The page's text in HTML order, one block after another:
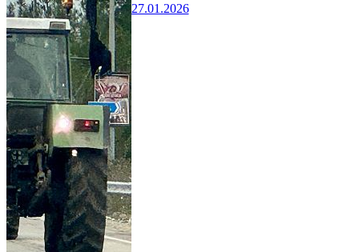
27.01.2026